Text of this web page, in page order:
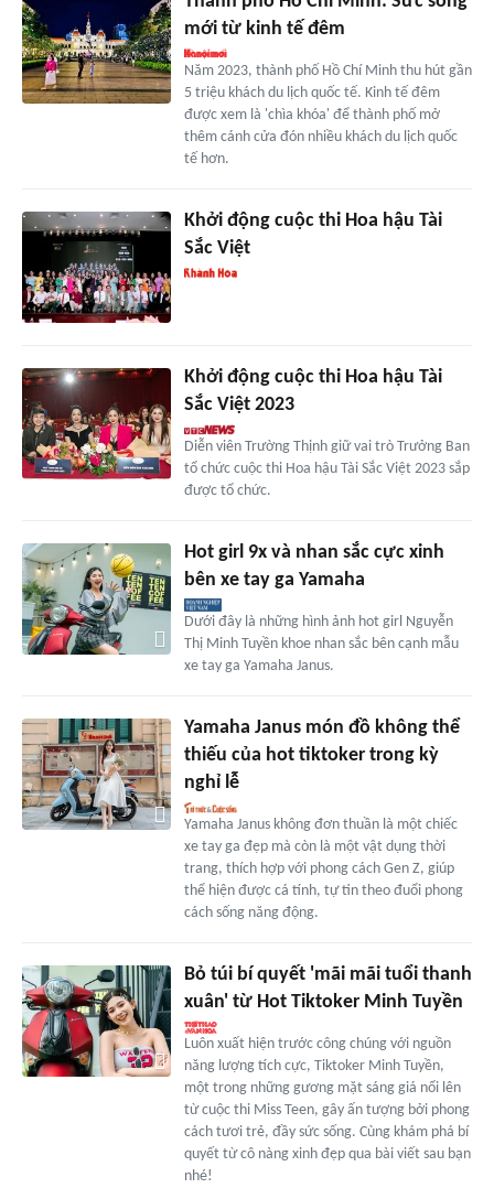
mới từ kinh tế đêm
Năm 2023, thành phố Hồ Chí Minh thu hút gần
5 triệu khách du lịch quốc tế. Kinh tế đêm
được xem là 'chìa khóa' để thành phố mở
thêm cánh cửa đón nhiều khách du lịch quốc
tế hơn.
Khởi động cuộc thi Hoa hậu Tài
Sắc Việt
Khởi động cuộc thi Hoa hậu Tài
Sắc Việt 2023
Diễn viên Trường Thịnh giữ vai trò Trưởng Ban
tổ chức cuộc thi Hoa hậu Tài Sắc Việt 2023 sắp
được tổ chức.
Hot girl 9x và nhan sắc cực xinh
bên xe tay ga Yamaha
Dưới đây là những hình ảnh hot girl Nguyễn
Thị Minh Tuyền khoe nhan sắc bên cạnh mẫu
xe tay ga Yamaha Janus.
Yamaha Janus món đồ không thể
thiếu của hot tiktoker trong kỳ
nghỉ lễ
Yamaha Janus không đơn thuần là một chiếc
xe tay ga đẹp mà còn là một vật dụng thời
trang, thích hợp với phong cách Gen Z, giúp
thể hiện được cá tính, tự tin theo đuổi phong
cách sống năng động.
Bỏ túi bí quyết 'mãi mãi tuổi thanh
xuân' từ Hot Tiktoker Minh Tuyền
Luôn xuất hiện trước công chúng với nguồn
năng lượng tích cực, Tiktoker Minh Tuyền,
một trong những gương mặt sáng giá nổi lên
từ cuộc thi Miss Teen, gây ấn tượng bởi phong
cách tươi trẻ, đầy sức sống. Cùng khám phá bí
quyết từ cô nàng xinh đẹp qua bài viết sau bạn
nhé!